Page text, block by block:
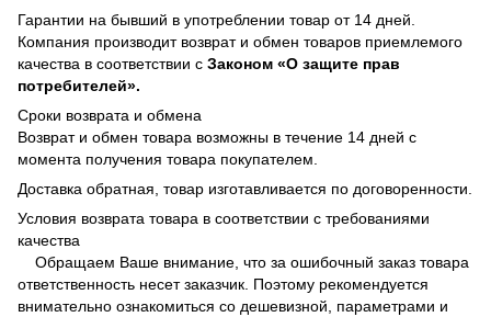
Гарантии на бывший в употреблении товар от 14 дней.
Компания производит возврат и обмен товаров приемлемого
качества в соответствии с Законом «О защите прав
потребителей».
Сроки возврата и обмена
Возврат и обмен товара возможны в течение 14 дней с
момента получения товара покупателем.
Доставка обратная, товар изготавливается по договоренности.
Условия возврата товара в соответствии с требованиями
качества
Обращаем Ваше внимание, что за ошибочный заказ товара
ответственность несет заказчик. Поэтому рекомендуется
внимательно ознакомиться со дешевизной, параметрами и